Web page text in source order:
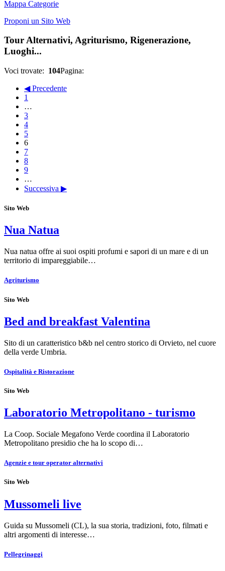
Mappa Categorie
Proponi un Sito Web
Tour Alternativi, Agriturismo, Rigenerazione,
Luoghi...
Voci trovate: 104Pagina:
◀ Precedente
1
…
3
4
5
6
7
8
9
…
Successiva ▶
Sito Web
Nua Natua
Nua natua offre ai suoi ospiti profumi e sapori di un mare e di un
territorio di impareggiabile…
Agriturismo
Sito Web
Bed and breakfast Valentina
Sito di un caratteristico b&b nel centro storico di Orvieto, nel cuore
della verde Umbria.
Ospitalità e Ristorazione
Sito Web
Laboratorio Metropolitano - turismo
La Coop. Sociale Megafono Verde coordina il Laboratorio
Metropolitano presidio che ha lo scopo di…
Agenzie e tour operator alternativi
Sito Web
Mussomeli live
Guida su Mussomeli (CL), la sua storia, tradizioni, foto, filmati e
altri argomenti di interesse…
Pellegrinaggi